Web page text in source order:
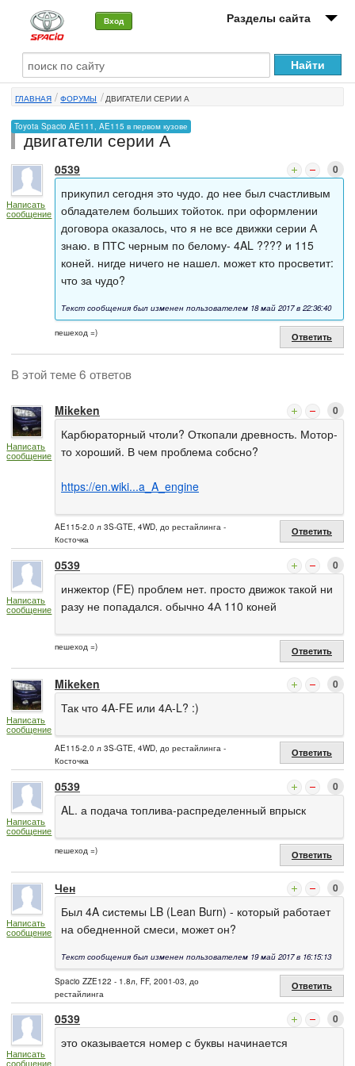
Вход Разделы сайта
О машине
Автоклуб
Форумы
Сервисы и услуги
Новости
ГЛАВНАЯ ФОРУМЫ ДВИГАТЕЛИ СЕРИИ А
Toyota Spacio AE111, AE115 в первом кузове
двигатели серии А
Написать
сообщение
0539 0
прикупил сегодня это чудо. до нее был счастливым
обладателем больших тойоток. при оформлении
договора оказалось, что я не все движки серии А
знаю. в ПТС черным по белому- 4AL ???? и 115
коней. нигде ничего не нашел. может кто просветит:
что за чудо?
Текст сообщения был изменен пользователем 18 май 2017 в 22:36:40
пешеход =) Ответить
В этой теме 6 ответов
Написать
сообщение
Mikeken 0
Карбюраторный чтоли? Откопали древность. Мотор-
то хороший. В чем проблема собсно?
https://en.wiki...a_A_engine
AE115-2.0 л 3S-GTE, 4WD, до рестайлинга -
Косточка
Ответить
Написать
сообщение
0539 0
инжектор (FE) проблем нет. просто движок такой ни
разу не попадался. обычно 4А 110 коней
пешеход =) Ответить
Написать
сообщение
Mikeken 0
Так что 4A-FE или 4А-L? :)
AE115-2.0 л 3S-GTE, 4WD, до рестайлинга -
Косточка
Ответить
Написать
сообщение
0539 0
AL. а подача топлива-распределенный впрыск
пешеход =) Ответить
Написать
сообщение
Чен 0
Был 4A системы LB (Lean Burn) - который работает
на обедненной смеси, может он?
Текст сообщения был изменен пользователем 19 май 2017 в 16:15:13
Spacio ZZE122 - 1.8л, FF, 2001-03, до
рестайлинга
Ответить
Написать
сообщение
0539 0
это оказывается номер с буквы начинается